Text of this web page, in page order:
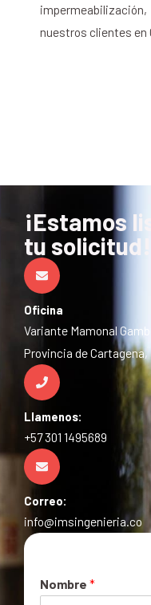
nuestros clientes en
¡Estamos
tu solicitud!
Oficina
Variante Mamonal
Provincia de Cartagena,
Llamenos:
+57 301 1495689
Correo:
info@imsingenieria.co
Nombre *